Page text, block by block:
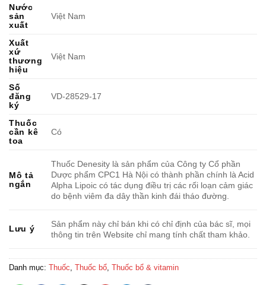
Nước
sản
xuất
Việt Nam
Xuất
xứ
thương
hiệu
Việt Nam
Số
đăng
ký
VD-28529-17
Thuốc
cần kê
toa
Có
Mô tả
ngắn
Thuốc Denesity là sản phẩm của Công ty Cổ phần
Dược phẩm CPC1 Hà Nội có thành phần chính là Acid
Alpha Lipoic có tác dụng điều trị các rối loạn cảm giác
do bệnh viêm đa dây thần kinh đái tháo đường.
Lưu ý
Sản phẩm này chỉ bán khi có chỉ định của bác sĩ, mọi
thông tin trên Website chỉ mang tính chất tham khảo.
Danh mục: Thuốc Thuốc bổ Thuốc bổ & vitamin